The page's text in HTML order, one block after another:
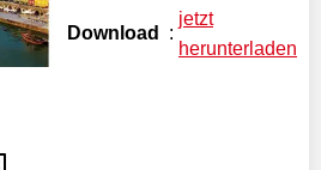
Download :
jetzt
herunterladen